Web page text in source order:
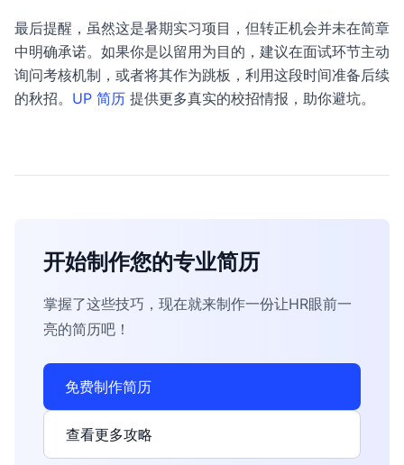
最后提醒，虽然这是暑期实习项目，但转正机会并未在简章
中明确承诺。如果你是以留用为目的，建议在面试环节主动
询问考核机制，或者将其作为跳板，利用这段时间准备后续
的秋招。 UP 简历 提供更多真实的校招情报，助你避坑。
开始制作您的专业简历
掌握了这些技巧，现在就来制作一份让HR眼前一
亮的简历吧！
免费制作简历
查看更多攻略